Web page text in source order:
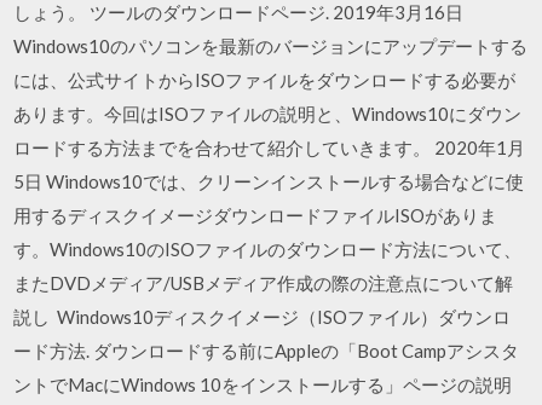
しょう。 ツールのダウンロードページ. 2019年3月16日
Windows10のパソコンを最新のバージョンにアップデートする
には、公式サイトからISOファイルをダウンロードする必要が
あります。今回はISOファイルの説明と、Windows10にダウン
ロードする方法までを合わせて紹介していきます。 2020年1月
5日 Windows10では、クリーンインストールする場合などに使
用するディスクイメージダウンロードファイルISOがありま
す。Windows10のISOファイルのダウンロード方法について、
またDVDメディア/USBメディア作成の際の注意点について解
説し Windows10ディスクイメージ（ISOファイル）ダウンロ
ード方法. ダウンロードする前にAppleの「Boot Campアシスタ
ントでMacにWindows 10をインストールする」ページの説明